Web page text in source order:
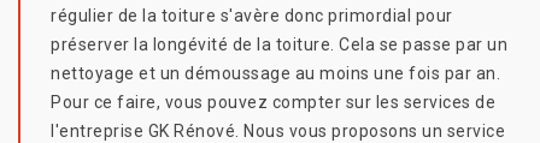
régulier de la toiture s'avère donc primordial pour
préserver la longévité de la toiture. Cela se passe par un
nettoyage et un démoussage au moins une fois par an.
Pour ce faire, vous pouvez compter sur les services de
l'entreprise GK Rénové. Nous vous proposons un service